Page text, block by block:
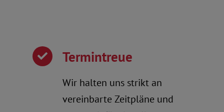
Termintreue
Wir halten uns strikt an
vereinbarte Zeitpläne und